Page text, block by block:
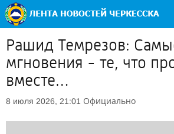
Рашид Темрезов:
мгновения - те, что
вместе…
8 июля 2026, 21:01 Официально